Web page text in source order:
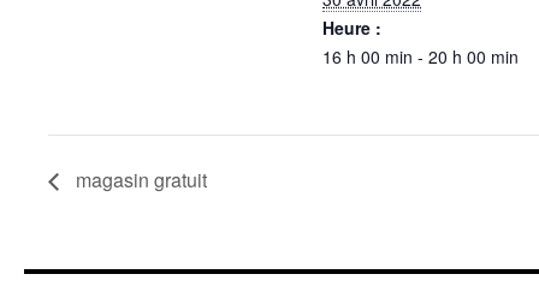
Heure :
16 h 00 min - 20 h 00 min
magasin gratuit